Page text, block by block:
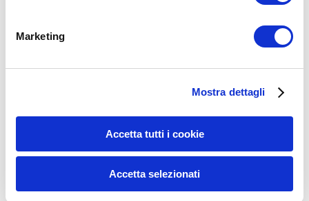
Marketing
Mostra dettagli
Accetta tutti i cookie
Accetta selezionati
LEGGI I MIEI ARTICOLI
15WORKOUT(22)
Allenamenti con elastici(26)
Allenamento(1.800)
Allenamento aerobico(16)